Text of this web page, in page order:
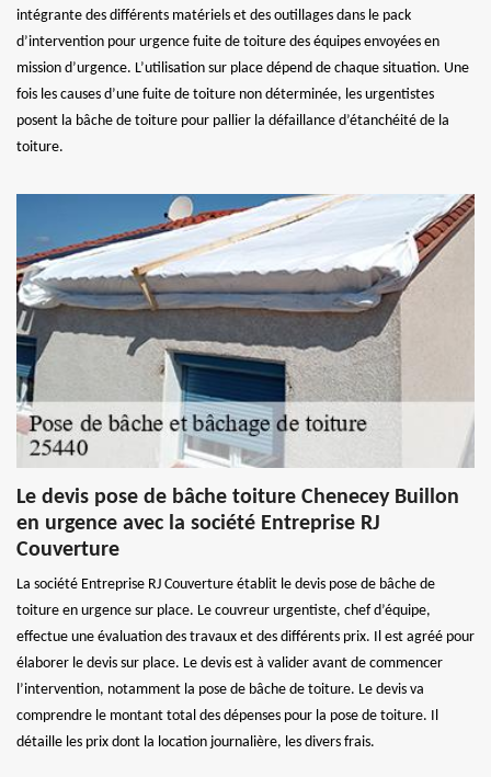
intégrante des différents matériels et des outillages dans le pack
d’intervention pour urgence fuite de toiture des équipes envoyées en
mission d’urgence. L’utilisation sur place dépend de chaque situation. Une
fois les causes d’une fuite de toiture non déterminée, les urgentistes
posent la bâche de toiture pour pallier la défaillance d’étanchéité de la
toiture.
Le devis pose de bâche toiture Chenecey Buillon
en urgence avec la société Entreprise RJ
Couverture
La société Entreprise RJ Couverture établit le devis pose de bâche de
toiture en urgence sur place. Le couvreur urgentiste, chef d’équipe,
effectue une évaluation des travaux et des différents prix. Il est agréé pour
élaborer le devis sur place. Le devis est à valider avant de commencer
l’intervention, notamment la pose de bâche de toiture. Le devis va
comprendre le montant total des dépenses pour la pose de toiture. Il
détaille les prix dont la location journalière, les divers frais.